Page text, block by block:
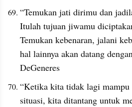
“Temukan jati dirimu dan
Itulah tujuan jiwamu
Temukan kebenaran, jalani
hal lainnya akan datang
DeGeneres
“Ketika kita tidak lagi mampu
situasi, kita ditantang untuk